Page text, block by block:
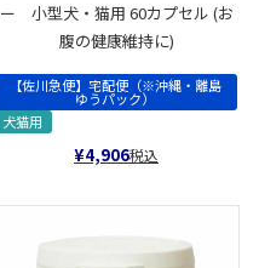
ー 小型犬・猫用 60カプセル (お
腹の健康維持に)
【佐川急便】宅配便（※沖縄・離島
ゆうパック）
犬猫用
¥4,906税込